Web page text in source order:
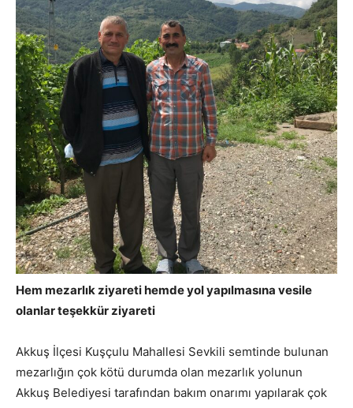
Hem mezarlık ziyareti hemde yol yapılmasına vesile
olanlar teşekkür ziyareti
Akkuş İlçesi Kuşçulu Mahallesi Sevkili semtinde bulunan
mezarlığın çok kötü durumda olan mezarlık yolunun
Akkuş Belediyesi tarafından bakım onarımı yapılarak çok